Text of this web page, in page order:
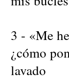
3 - «Me
¿cómo
lavado